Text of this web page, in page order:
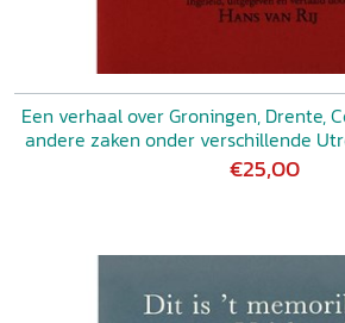
Een verhaal over Groningen, Drente,
andere zaken onder verschillende
€25,00